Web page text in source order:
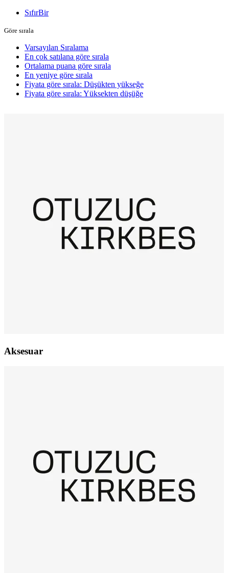
SıfırBir
Göre sırala
Varsayılan Sıralama
En çok satılana göre sırala
Ortalama puana göre sırala
En yeniye göre sırala
Fiyata göre sırala: Düşükten yükseğe
Fiyata göre sırala: Yüksekten düşüğe
Aksesuar